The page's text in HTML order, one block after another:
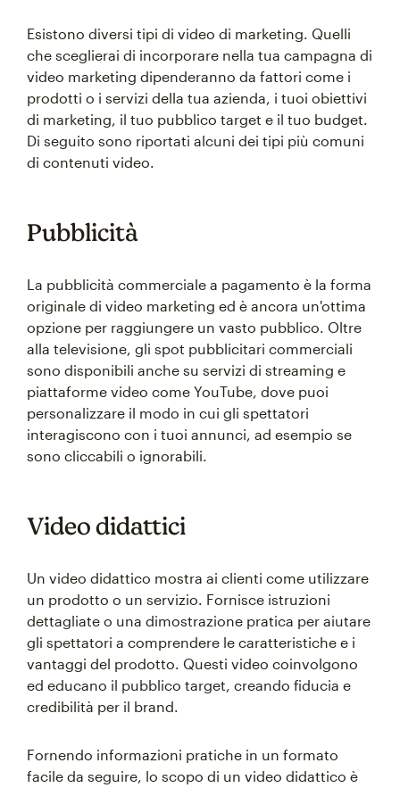
Esistono diversi tipi di video di marketing. Quelli
che sceglierai di incorporare nella tua campagna di
video marketing dipenderanno da fattori come i
prodotti o i servizi della tua azienda, i tuoi obiettivi
di marketing, il tuo pubblico target e il tuo budget.
Di seguito sono riportati alcuni dei tipi più comuni
di contenuti video.
Pubblicità
La pubblicità commerciale a pagamento è la forma
originale di video marketing ed è ancora un'ottima
opzione per raggiungere un vasto pubblico. Oltre
alla televisione, gli spot pubblicitari commerciali
sono disponibili anche su servizi di streaming e
piattaforme video come YouTube, dove puoi
personalizzare il modo in cui gli spettatori
interagiscono con i tuoi annunci, ad esempio se
sono cliccabili o ignorabili.
Video didattici
Un video didattico mostra ai clienti come utilizzare
un prodotto o un servizio. Fornisce istruzioni
dettagliate o una dimostrazione pratica per aiutare
gli spettatori a comprendere le caratteristiche e i
vantaggi del prodotto. Questi video coinvolgono
ed educano il pubblico target, creando fiducia e
credibilità per il brand.
Fornendo informazioni pratiche in un formato
facile da seguire, lo scopo di un video didattico è